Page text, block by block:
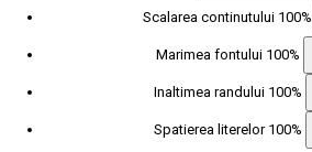
Scalarea continutului 100%
Marimea fontului 100%
Inaltimea randului 100%
Spatierea literelor 100%